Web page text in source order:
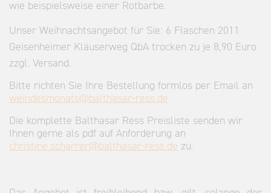
wie beispielsweise einer Rotbarbe.
Unser Weihnachtsangebot für Sie: 6 Flaschen 2011
Geisenheimer Kläuserweg QbA trocken zu je 8,90 Euro
zzgl. Versand.
Bitte richten Sie Ihre Bestellung formlos per Email an
weindesmonats@balthasar-ress.de
Die komplette Balthasar Ress Preisliste senden wir
Ihnen gerne als pdf auf Anforderung an
christine.scharrer@balthasar-ress.de zu.